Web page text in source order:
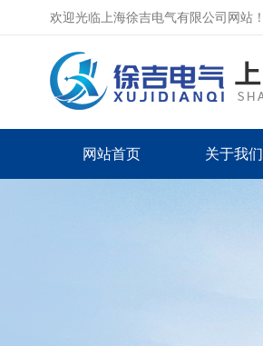
欢迎光临上海徐吉电气有限公司网站！
网站首页 关于我们